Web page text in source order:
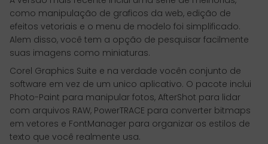
como manipulação de graficos da web, edição de
efeitos vetoriais e o menu de modelo foi simplificado.
Alem disso, você tem a opção de pesquisar facilmente
suas imagens como miniaturas.
Corel Graphics Suite e na verdade vocên conjunto de
software em vez de um unico aplicativo. O pacote inclui
Photo-Paint para manipular fotos, AfterShot para lidar
com arquivos RAW, PowerTRACE para converter bitmaps
em vetores e FontManager para organizar os estilos de
texto que você realmente usa.